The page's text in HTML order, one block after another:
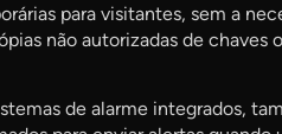
para visitantes, sem a
não autorizadas de chaves
de alarme integrados,